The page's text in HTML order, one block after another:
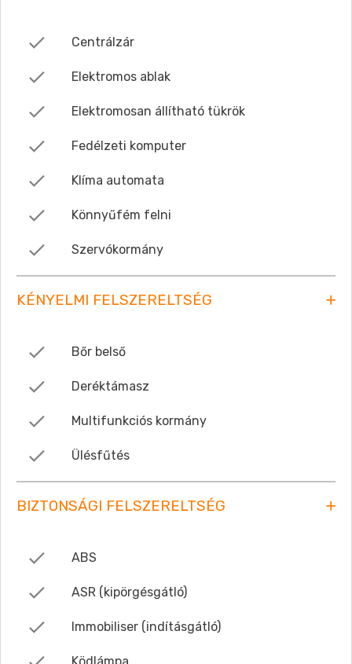
Centrálzár
Elektromos ablak
Elektromosan állítható tükrök
Fedélzeti komputer
Klíma automata
Könnyűfém felni
Szervókormány
KÉNYELMI FELSZERELTSÉG
Bőr belső
Deréktámasz
Multifunkciós kormány
Ülésfűtés
BIZTONSÁGI FELSZERELTSÉG
ABS
ASR (kipörgésgátló)
Immobiliser (indításgátló)